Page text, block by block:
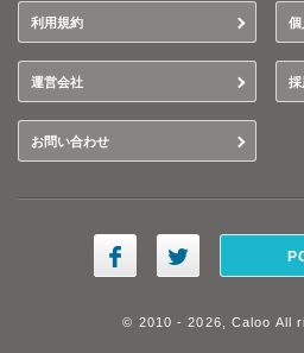
利用規約
運営会社 採
お問い合わせ
© 2010 - 2026, Caloo All